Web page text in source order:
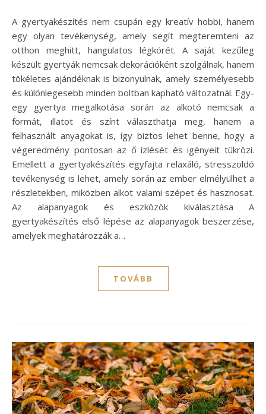
A gyertyakészítés nem csupán egy kreatív hobbi, hanem
egy olyan tevékenység, amely segít megteremteni az
otthon meghitt, hangulatos légkörét. A saját kezűleg
készült gyertyák nemcsak dekorációként szolgálnak, hanem
tökéletes ajándéknak is bizonyulnak, amely személyesebb
és különlegesebb minden boltban kapható változatnál. Egy-
egy gyertya megalkotása során az alkotó nemcsak a
formát, illatot és színt választhatja meg, hanem a
felhasznált anyagokat is, így biztos lehet benne, hogy a
végeredmény pontosan az ő ízlését és igényeit tükrözi.
Emellett a gyertyakészítés egyfajta relaxáló, stresszoldó
tevékenység is lehet, amely során az ember elmélyülhet a
részletekben, miközben alkot valami szépet és hasznosat.
Az alapanyagok és eszközök kiválasztása A
gyertyakészítés első lépése az alapanyagok beszerzése,
amelyek meghatározzák a…
TOVÁBB